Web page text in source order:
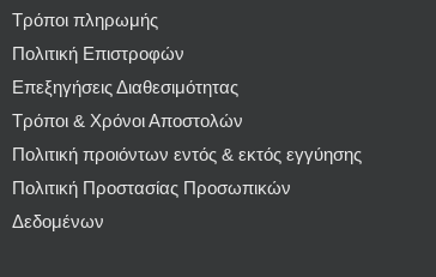
Τρόποι πληρωμής
Πολιτική Επιστροφών
Επεξηγήσεις Διαθεσιμότητας
Τρόποι & Χρόνοι Αποστολών
Πολιτική προιόντων εντός & εκτός εγγύησης
Πολιτική Προστασίας Προσωπικών
Δεδομένων